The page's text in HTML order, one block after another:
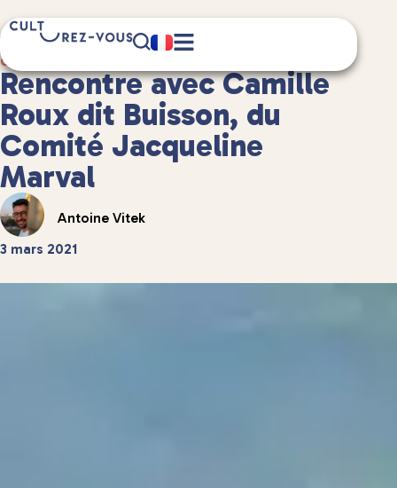
Culture
8 minute(s) de lecture
Rencontre avec Camille
Roux dit Buisson, du
Comité Jacqueline
Marval
Antoine Vitek
3 mars 2021